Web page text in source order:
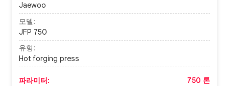
Jaewoo
모델:
JFP 750
유형:
Hot forging press
파라미터: 750 톤